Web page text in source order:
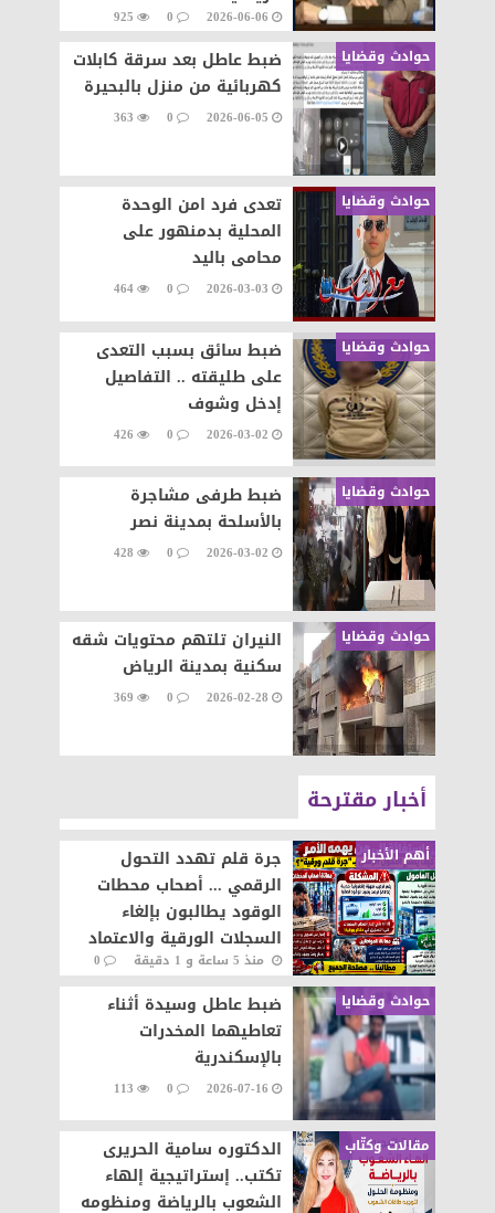
2026-06-06
0
925
حوادث وقضايا
ضبط عاطل بعد سرقة كابلات
كهربائية من منزل بالبحيرة
2026-06-05
0
363
حوادث وقضايا
تعدى فرد امن الوحدة
المحلية بدمنهور على
محامى باليد
2026-03-03
0
464
حوادث وقضايا
ضبط سائق بسبب التعدى
على طليقته .. التفاصيل
إدخل وشوف
2026-03-02
0
426
حوادث وقضايا
ضبط طرفى مشاجرة
بالأسلحة بمدينة نصر
2026-03-02
0
428
حوادث وقضايا
النيران تلتهم محتويات شقه
سكنية بمدينة الرياض
2026-02-28
0
369
أخبار مقترحة
أهم الأخبار
جرة قلم تهدد التحول
الرقمي ... أصحاب محطات
الوقود يطالبون بإلغاء
السجلات الورقية والاعتماد
على المنظومة الإلكترونية
منذ 5 ساعة و 1 دقيقة
0
52
حوادث وقضايا
ضبط عاطل وسيدة أثناء
تعاطيهما المخدرات
بالإسكندرية
2026-07-16
0
113
مقالات وكتّاب
الدكتوره سامية الحريرى
تكتب.. إستراتيجية إلهاء
الشعوب بالرياضة ومنظومه